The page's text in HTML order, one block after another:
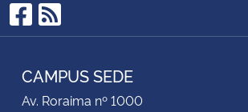
Facebook
RSS
CAMPUS SEDE
Av. Roraima nº 1000